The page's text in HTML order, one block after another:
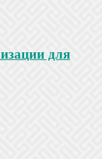
для